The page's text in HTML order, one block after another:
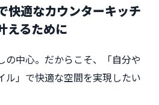
快適なカウンターキッチ
えるために
の中心。だからこそ、「自分や
ル」で快適な空間を実現したい